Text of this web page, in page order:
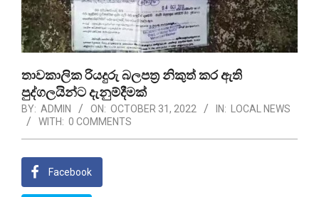
තාවකාලික රියදුරු බලපත්‍ර නිකුත් කර ඇති
පුද්ගලයින්ට දැනුම්දීමක්
BY: ADMIN ON: OCTOBER 31, 2022 IN: LOCAL NEWS
WITH: 0 COMMENTS
Facebook